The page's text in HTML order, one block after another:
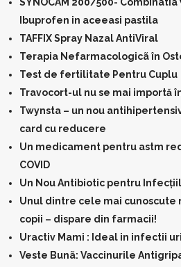
Ibuprofen in aceeasi pastila
TAFFIX Spray Nazal AntiViral
Terapia Nefarmacologicã în
Test de fertilitate Pentru Cuplu
Travocort-ul nu se mai importă
Twynsta – un nou
card cu reducere
Un medicament pentru astm
COVID
Un Nou Antibiotic pentru
Unul dintre cele mai
copii – dispare din farmacii!
Uractiv Mami : Ideal in infectii
Veste Bunã: Vaccinurile